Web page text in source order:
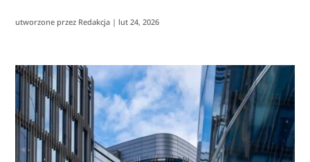
utworzone przez Redakcja | lut 24, 2026